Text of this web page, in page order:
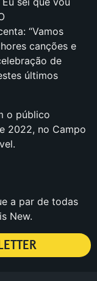
“Vamos
canções e
de
últimos
o público
2022, no Campo
a par de todas
New.